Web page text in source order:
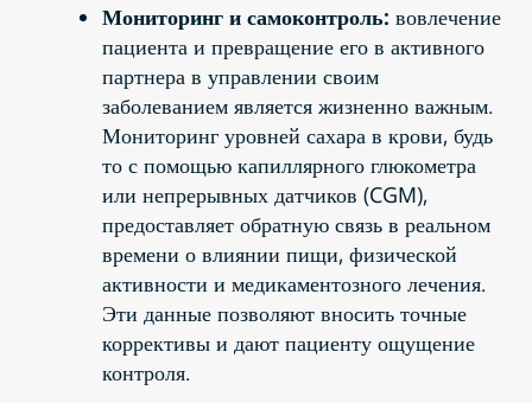
Мониторинг и самоконтроль: вовлечение
пациента и превращение его в активного
партнера в управлении своим
заболеванием является жизненно важным.
Мониторинг уровней сахара в крови, будь
то с помощью капиллярного глюкометра
или непрерывных датчиков (CGM),
предоставляет обратную связь в реальном
времени о влиянии пищи, физической
активности и медикаментозного лечения.
Эти данные позволяют вносить точные
коррективы и дают пациенту ощущение
контроля.